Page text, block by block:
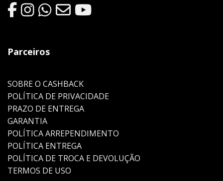
Parceiros
SOBRE O CASHBACK
POLÍTICA DE PRIVACIDADE
PRAZO DE ENTREGA
GARANTIA
POLÍTICA ARREPENDIMENTO
POLÍTICA ENTREGA
POLÍTICA DE TROCA E DEVOLUÇÃO
TERMOS DE USO